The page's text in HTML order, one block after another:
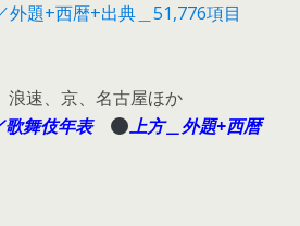
外題+西暦+出典＿51,776項目
速、京、名古屋ほか
歌舞伎年表
上方＿外題+西暦